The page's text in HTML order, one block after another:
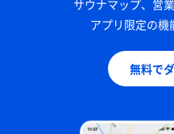
サウナマップ、営
アプリ限定の機
無料で